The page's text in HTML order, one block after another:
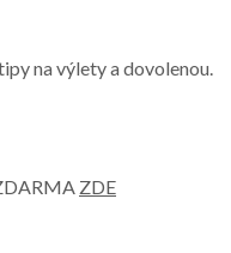
na výlety a dovolenou.
ZDE